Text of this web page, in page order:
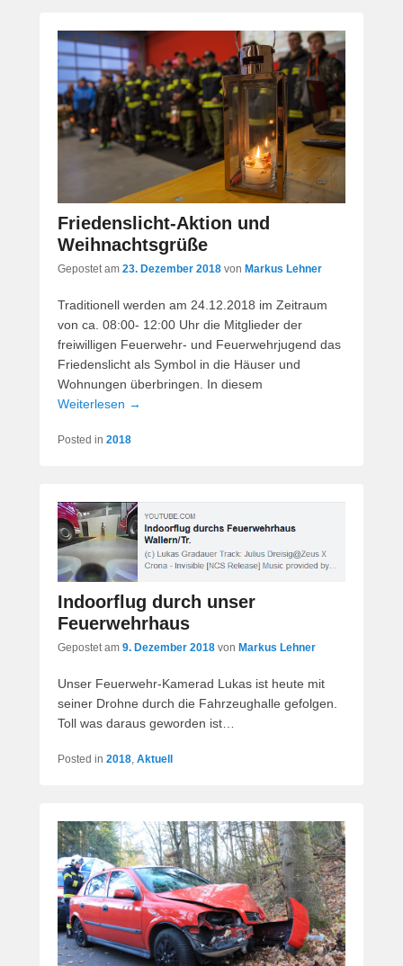
Friedenslicht-Aktion und
Weihnachtsgrüße
Gepostet am 23. Dezember 2018 von Markus Lehner
Traditionell werden am 24.12.2018 im Zeitraum
von ca. 08:00- 12:00 Uhr die Mitglieder der
freiwilligen Feuerwehr- und Feuerwehrjugend das
Friedenslicht als Symbol in die Häuser und
Wohnungen überbringen. In diesem
Weiterlesen →
Posted in 2018
Indoorflug durch unser
Feuerwehrhaus
Gepostet am 9. Dezember 2018 von Markus Lehner
Unser Feuerwehr-Kamerad Lukas ist heute mit
seiner Drohne durch die Fahrzeughalle gefolgen.
Toll was daraus geworden ist…
Posted in 2018, Aktuell